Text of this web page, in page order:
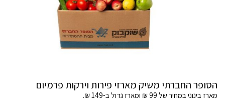
הסופר החברתי משיק מארזי פירות וירקות פרמיום
מארז בינוני במחיר של 99 ₪ ומארז גדול ב-149 ₪.